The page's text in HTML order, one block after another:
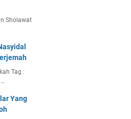
Sholawat
Tag :
Yang